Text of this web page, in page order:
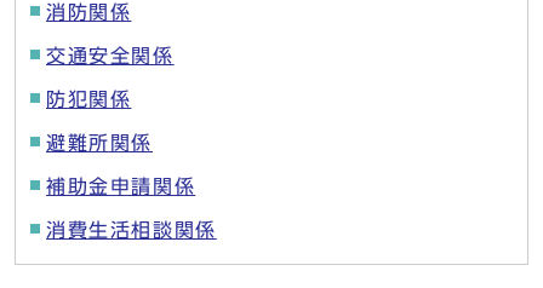
消防関係
交通安全関係
防犯関係
避難所関係
補助金申請関係
消費生活相談関係